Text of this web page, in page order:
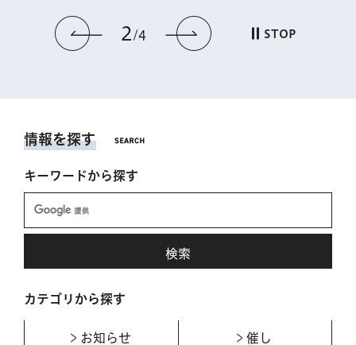
前のスライドを表示
2 4 次のスライドを表
STOP
情報を探す
キーワードから探す
カテゴリから探す
お知らせ 催し